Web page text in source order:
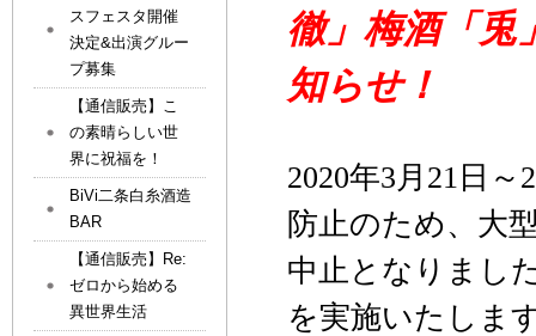
徹」梅酒「兎
知らせ！
2020年3月21日 ～
防止のため、大
中止となりまし
を実施いたしま
スフェスタ開催
決定&出演グルー
プ募集
【通信販売】こ
の素晴らしい世
界に祝福を！
BiVi二条白糸酒造
BAR
【通信販売】Re:
ゼロから始める
異世界生活